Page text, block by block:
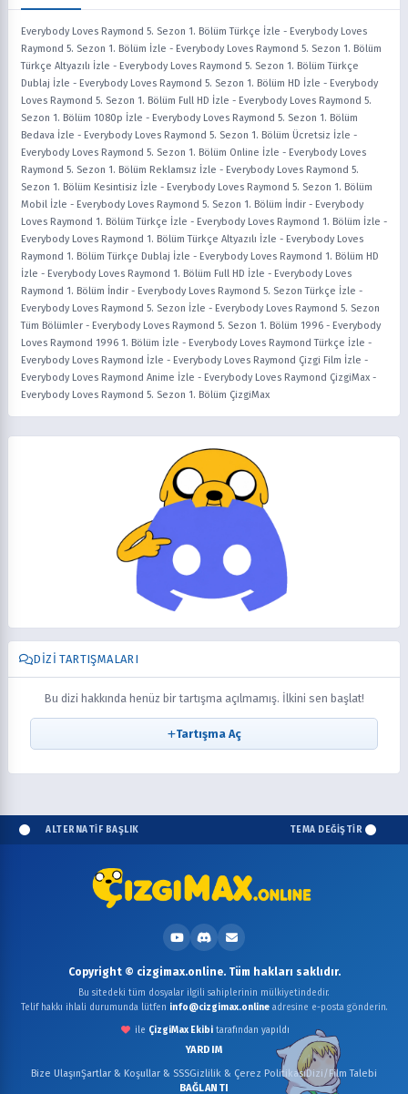
Everybody Loves Raymond 5. Sezon 1. Bölüm Türkçe İzle - Everybody Loves
Raymond 5. Sezon 1. Bölüm İzle - Everybody Loves Raymond 5. Sezon 1. Bölüm
Türkçe Altyazılı İzle - Everybody Loves Raymond 5. Sezon 1. Bölüm Türkçe
Dublaj İzle - Everybody Loves Raymond 5. Sezon 1. Bölüm HD İzle - Everybody
Loves Raymond 5. Sezon 1. Bölüm Full HD İzle - Everybody Loves Raymond 5.
Sezon 1. Bölüm 1080p İzle - Everybody Loves Raymond 5. Sezon 1. Bölüm
Bedava İzle - Everybody Loves Raymond 5. Sezon 1. Bölüm Ücretsiz İzle -
Everybody Loves Raymond 5. Sezon 1. Bölüm Online İzle - Everybody Loves
Raymond 5. Sezon 1. Bölüm Reklamsız İzle - Everybody Loves Raymond 5.
Sezon 1. Bölüm Kesintisiz İzle - Everybody Loves Raymond 5. Sezon 1. Bölüm
Mobil İzle - Everybody Loves Raymond 5. Sezon 1. Bölüm İndir - Everybody
Loves Raymond 1. Bölüm Türkçe İzle - Everybody Loves Raymond 1. Bölüm İzle -
Everybody Loves Raymond 1. Bölüm Türkçe Altyazılı İzle - Everybody Loves
Raymond 1. Bölüm Türkçe Dublaj İzle - Everybody Loves Raymond 1. Bölüm HD
İzle - Everybody Loves Raymond 1. Bölüm Full HD İzle - Everybody Loves
Raymond 1. Bölüm İndir - Everybody Loves Raymond 5. Sezon Türkçe İzle -
Everybody Loves Raymond 5. Sezon İzle - Everybody Loves Raymond 5. Sezon
Tüm Bölümler - Everybody Loves Raymond 5. Sezon 1. Bölüm 1996 - Everybody
Loves Raymond 1996 1. Bölüm İzle - Everybody Loves Raymond Türkçe İzle -
Everybody Loves Raymond İzle - Everybody Loves Raymond Çizgi Film İzle -
Everybody Loves Raymond Anime İzle - Everybody Loves Raymond ÇizgiMax -
Everybody Loves Raymond 5. Sezon 1. Bölüm ÇizgiMax
DIZI TARTIŞMALARI
Bu dizi hakkında henüz bir tartışma açılmamış. İlkini sen başlat!
Tartışma Aç
ALTERNATİF BAŞLIK TEMA DEĞİŞTİR
YARDIM
Bize UlaşınŞartlar & Koşullar & SSSGizlilik & Çerez Politikası Dizi/Film Talebi
BAĞLANTI
Copyright © cizgimax.online. Tüm hakları saklıdır.
Bu sitedeki tüm dosyalar ilgili sahiplerinin mülkiyetindedir.
Telif hakkı ihlali durumunda lütfen info@cizgimax.onlineadresine e-posta gönderin.
ile ÇizgiMax Ekibitarafından yapıldı